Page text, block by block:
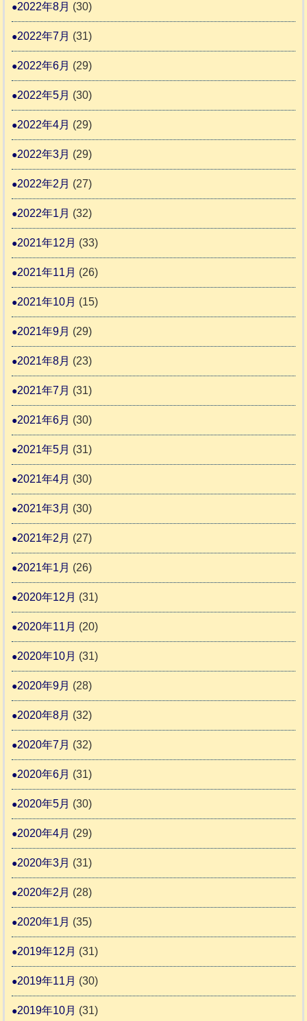
2022年8月 (30)
2022年7月 (31)
2022年6月 (29)
2022年5月 (30)
2022年4月 (29)
2022年3月 (29)
2022年2月 (27)
2022年1月 (32)
2021年12月 (33)
2021年11月 (26)
2021年10月 (15)
2021年9月 (29)
2021年8月 (23)
2021年7月 (31)
2021年6月 (30)
2021年5月 (31)
2021年4月 (30)
2021年3月 (30)
2021年2月 (27)
2021年1月 (26)
2020年12月 (31)
2020年11月 (20)
2020年10月 (31)
2020年9月 (28)
2020年8月 (32)
2020年7月 (32)
2020年6月 (31)
2020年5月 (30)
2020年4月 (29)
2020年3月 (31)
2020年2月 (28)
2020年1月 (35)
2019年12月 (31)
2019年11月 (30)
2019年10月 (31)